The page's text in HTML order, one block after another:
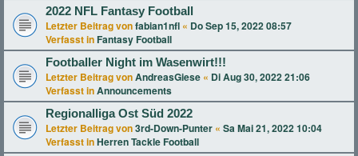
2022 NFL Fantasy Football
Letzter Beitrag vonfabian1nfl « Do Sep 15, 2022 08:57
Verfasst in Fantasy Football
Footballer Night im Wasenwirt!!!
Letzter Beitrag vonAndreasGiese « Di Aug 30, 2022 21:06
Verfasst inAnnouncements
Regionalliga Ost Süd 2022
Letzter Beitrag von3rd-Down-Punter « Sa Mai 21, 2022 10:04
Verfasst inHerren Tackle Football